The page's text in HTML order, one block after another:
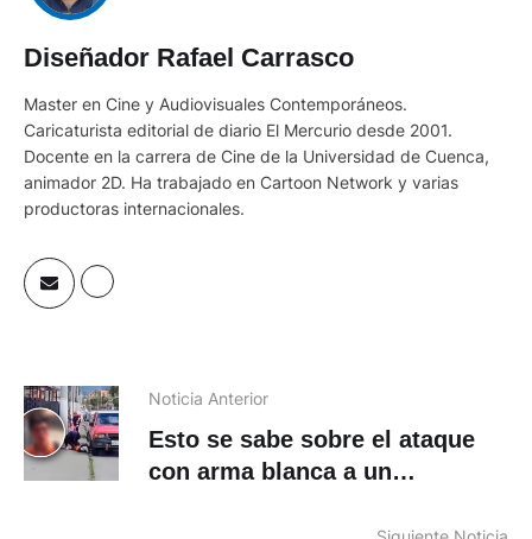
Diseñador Rafael Carrasco
Master en Cine y Audiovisuales Contemporáneos.
Caricaturista editorial de diario El Mercurio desde 2001.
Docente en la carrera de Cine de la Universidad de Cuenca,
animador 2D. Ha trabajado en Cartoon Network y varias
productoras internacionales.
Noticia Anterior
Esto se sabe sobre el ataque
con arma blanca a un